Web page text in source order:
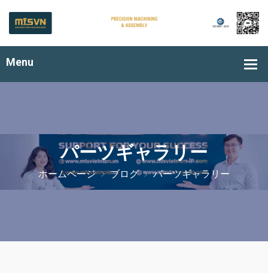
パーツギャラリー
ホームページ ブログ パーツギャラリー